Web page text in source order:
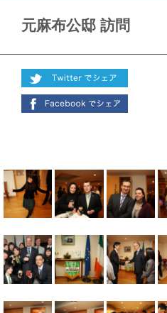
元麻布公邸 訪問